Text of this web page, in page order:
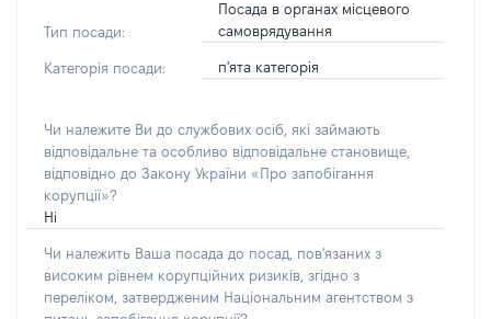
Тип посади:
Посада в органах місцевого
самоврядування
Категорія посади: п'ята категорія
Чи належите Ви до службових осіб, які займають
відповідальне та особливо відповідальне становище,
відповідно до Закону України «Про запобігання
корупції»?
Ні
Чи належить Ваша посада до посад, пов'язаних з
високим рівнем корупційних ризиків, згідно з
переліком, затвердженим Національним агентством з